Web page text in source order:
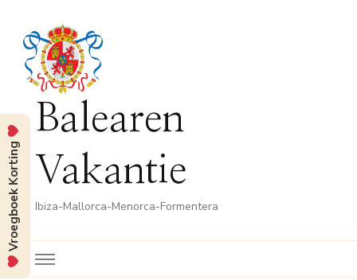
Balearen
Vakantie
Ibiza-Mallorca-Menorca-Formentera
Vroegboek Korting